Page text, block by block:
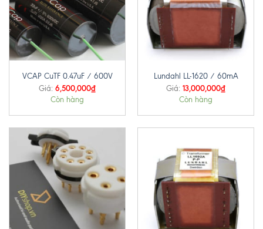
VCAP CuTF 0.47uF / 600V
Giá: 6,500,000₫
Còn hàng
Lundahl LL-1620 / 60mA
Giá: 13,000,000₫
Còn hàng